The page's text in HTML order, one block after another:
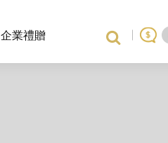
企業禮贈